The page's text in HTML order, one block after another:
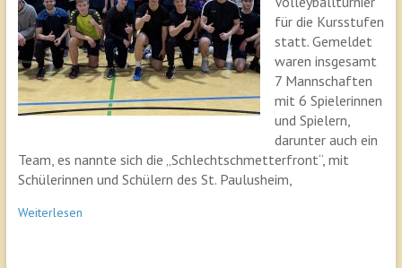
für die Kursstufen
statt. Gemeldet
waren insgesamt
7 Mannschaften
mit 6 Spielerinnen
und Spielern,
darunter auch ein
Team, es nannte sich die „Schlechtschmetterfront“, mit
Schülerinnen und Schülern des St. Paulusheim,
Weiterlesen